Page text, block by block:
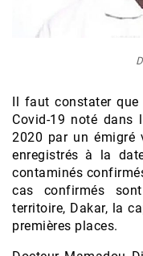
Il faut constater
Covid-19 noté dans
2020 par un émigré
enregistrés à la
contaminés
cas confirmés
territoire, Dakar, la
premières places.